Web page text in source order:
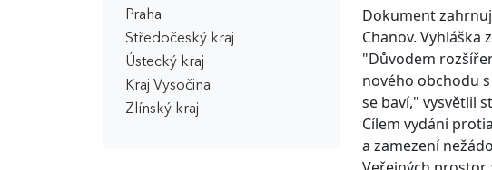
Praha
Středočeský kraj
Ústecký kraj
Kraj Vysočina
Zlínský kraj
Dokument
Chanov. Vyhláška
"Důvodem
nového obchodu
se baví," vysvětlil
Cílem vydání
a zamezení